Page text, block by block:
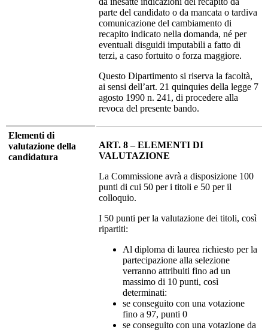
parte del candidato o da mancata o tardiva
comunicazione del cambiamento di
recapito indicato nella domanda, né per
eventuali disguidi imputabili a fatto di
terzi, a caso fortuito o forza maggiore.
Questo Dipartimento si riserva la facoltà,
ai sensi dell’art. 21 quinquies della legge 7
agosto 1990 n. 241, di procedere alla
revoca del presente bando.
Elementi di
valutazione della
candidatura
ART. 8 – ELEMENTI DI
VALUTAZIONE
La Commissione avrà a disposizione 100
punti di cui 50 per i titoli e 50 per il
colloquio.
I 50 punti per la valutazione dei titoli, così
ripartiti:
Al diploma di laurea richiesto per la
partecipazione alla selezione
verranno attribuiti fino ad un
massimo di 10 punti, così
determinati:
se conseguito con una votazione
fino a 97, punti 0
se conseguito con una votazione da